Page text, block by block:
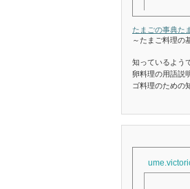
たまごの事典た
～たまご料理の
知っているよう
卵料理の用語説
ゴ料理のための